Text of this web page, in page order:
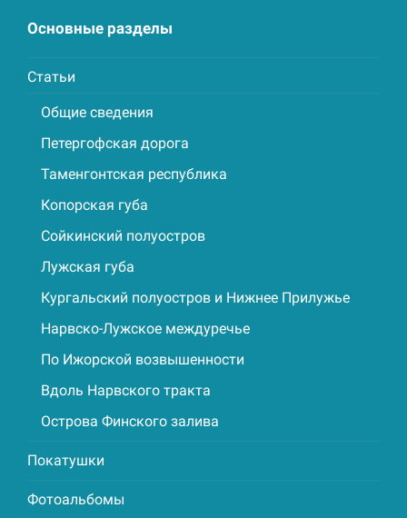
Основные разделы
Статьи
Общие сведения
Петергофская дорога
Таменгонтская республика
Копорская губа
Сойкинский полуостров
Лужская губа
Кургальский полуостров и Нижнее Прилужье
Нарвско-Лужское междуречье
По Ижорской возвышенности
Вдоль Нарвского тракта
Острова Финского залива
Покатушки
Фотоальбомы